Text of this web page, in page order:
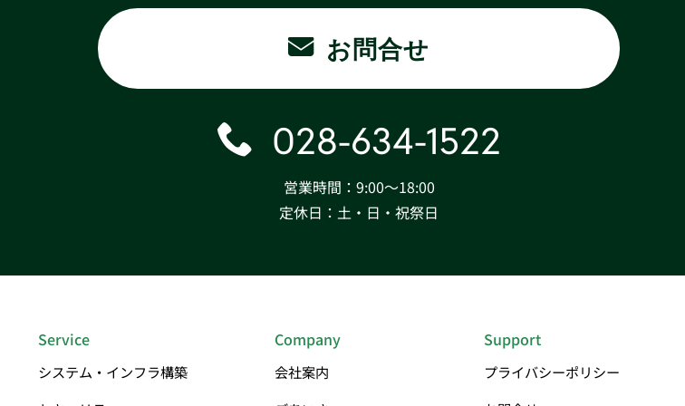
お問合せ
028-634-1522
営業時間：9:00〜18:00
定休日：土・日・祝祭日
Service
システム・インフラ構築
Company
会社案内
Support
プライバシーポリシー